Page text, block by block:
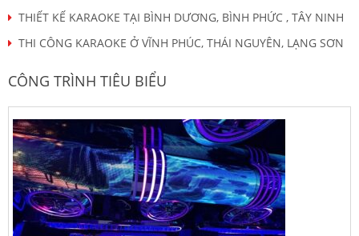
THIẾT KẾ KARAOKE TẠI BÌNH DƯƠNG, BÌNH PHỨC , TÂY NINH
THI CÔNG KARAOKE Ở VĨNH PHÚC, THÁI NGUYÊN, LẠNG SƠN
CÔNG TRÌNH TIÊU BIỂU